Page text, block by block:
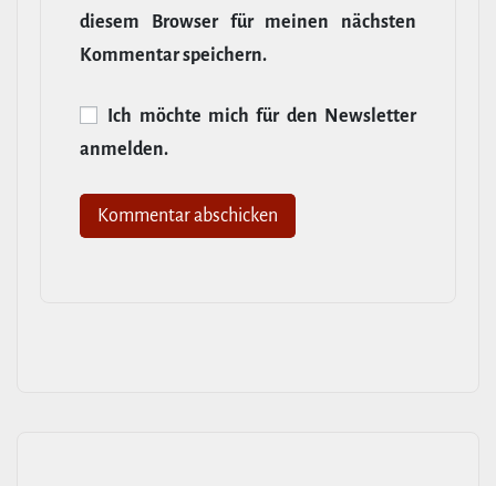
diesem Browser für meinen nächsten
Kommentar speichern.
Ich möchte mich für den News­letter
anmelden.